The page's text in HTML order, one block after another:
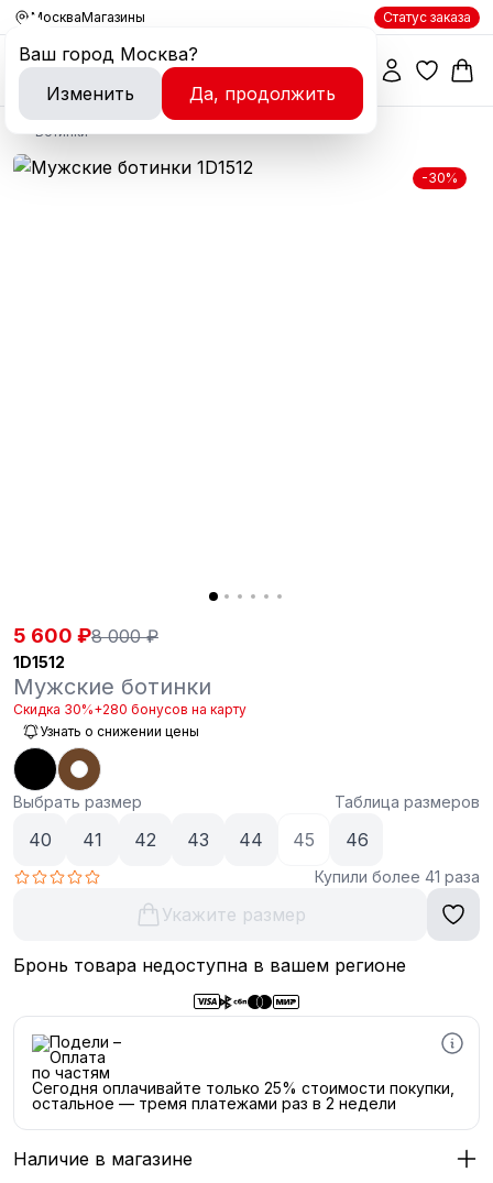
Москва
Ваш город Москва?
Изменить
Да, продолжить
Магазины Статус заказа
Ботинки
-30%
5 600 ₽8 000 ₽
1D1512
Мужские ботинки
Скидка 30%+280 бонусов на карту
Узнать о снижении цены
Выбрать размер Таблица размеров
40 41 42 43 44 45 46
Купили более 41 раза
Укажите размер
Бронь товара недоступна в вашем регионе
Сегодня оплачивайте только 25% стоимости покупки,
остальное — тремя платежами раз в 2 недели
Наличие в магазине